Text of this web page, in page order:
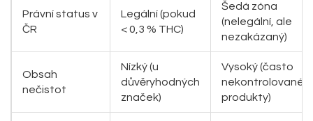
Právní status v
ČR
Legální (pokud
< 0,3 % THC)
Šedá zóna
(nelegální, ale
nezakázaný)
Obsah
nečistot
Nízký (u
důvěryhodných
značek)
Vysoký (často
nekontrolované
produkty)